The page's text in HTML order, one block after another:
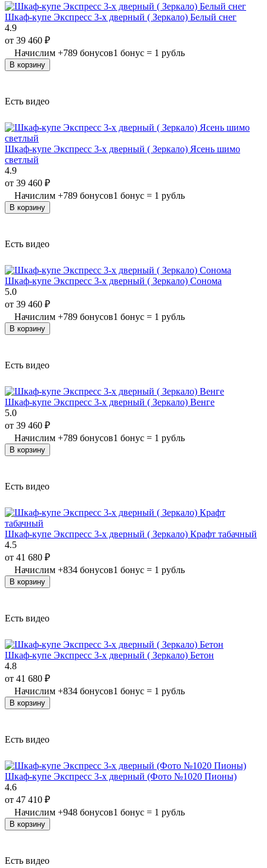
Шкаф-купе Экспресс 3-х дверный ( Зеркало) Белый снег
4.9
от 39 460 ₽
Начислим +789 бонусов1 бонус = 1 рубль
В корзину
Есть видео
Шкаф-купе Экспресс 3-х дверный ( Зеркало) Ясень шимо
светлый
4.9
от 39 460 ₽
Начислим +789 бонусов1 бонус = 1 рубль
В корзину
Есть видео
Шкаф-купе Экспресс 3-х дверный ( Зеркало) Сонома
5.0
от 39 460 ₽
Начислим +789 бонусов1 бонус = 1 рубль
В корзину
Есть видео
Шкаф-купе Экспресс 3-х дверный ( Зеркало) Венге
5.0
от 39 460 ₽
Начислим +789 бонусов1 бонус = 1 рубль
В корзину
Есть видео
Шкаф-купе Экспресс 3-х дверный ( Зеркало) Крафт табачный
4.5
от 41 680 ₽
Начислим +834 бонусов1 бонус = 1 рубль
В корзину
Есть видео
Шкаф-купе Экспресс 3-х дверный ( Зеркало) Бетон
4.8
от 41 680 ₽
Начислим +834 бонусов1 бонус = 1 рубль
В корзину
Есть видео
Шкаф-купе Экспресс 3-х дверный (Фото №1020 Пионы)
4.6
от 47 410 ₽
Начислим +948 бонусов1 бонус = 1 рубль
В корзину
Есть видео